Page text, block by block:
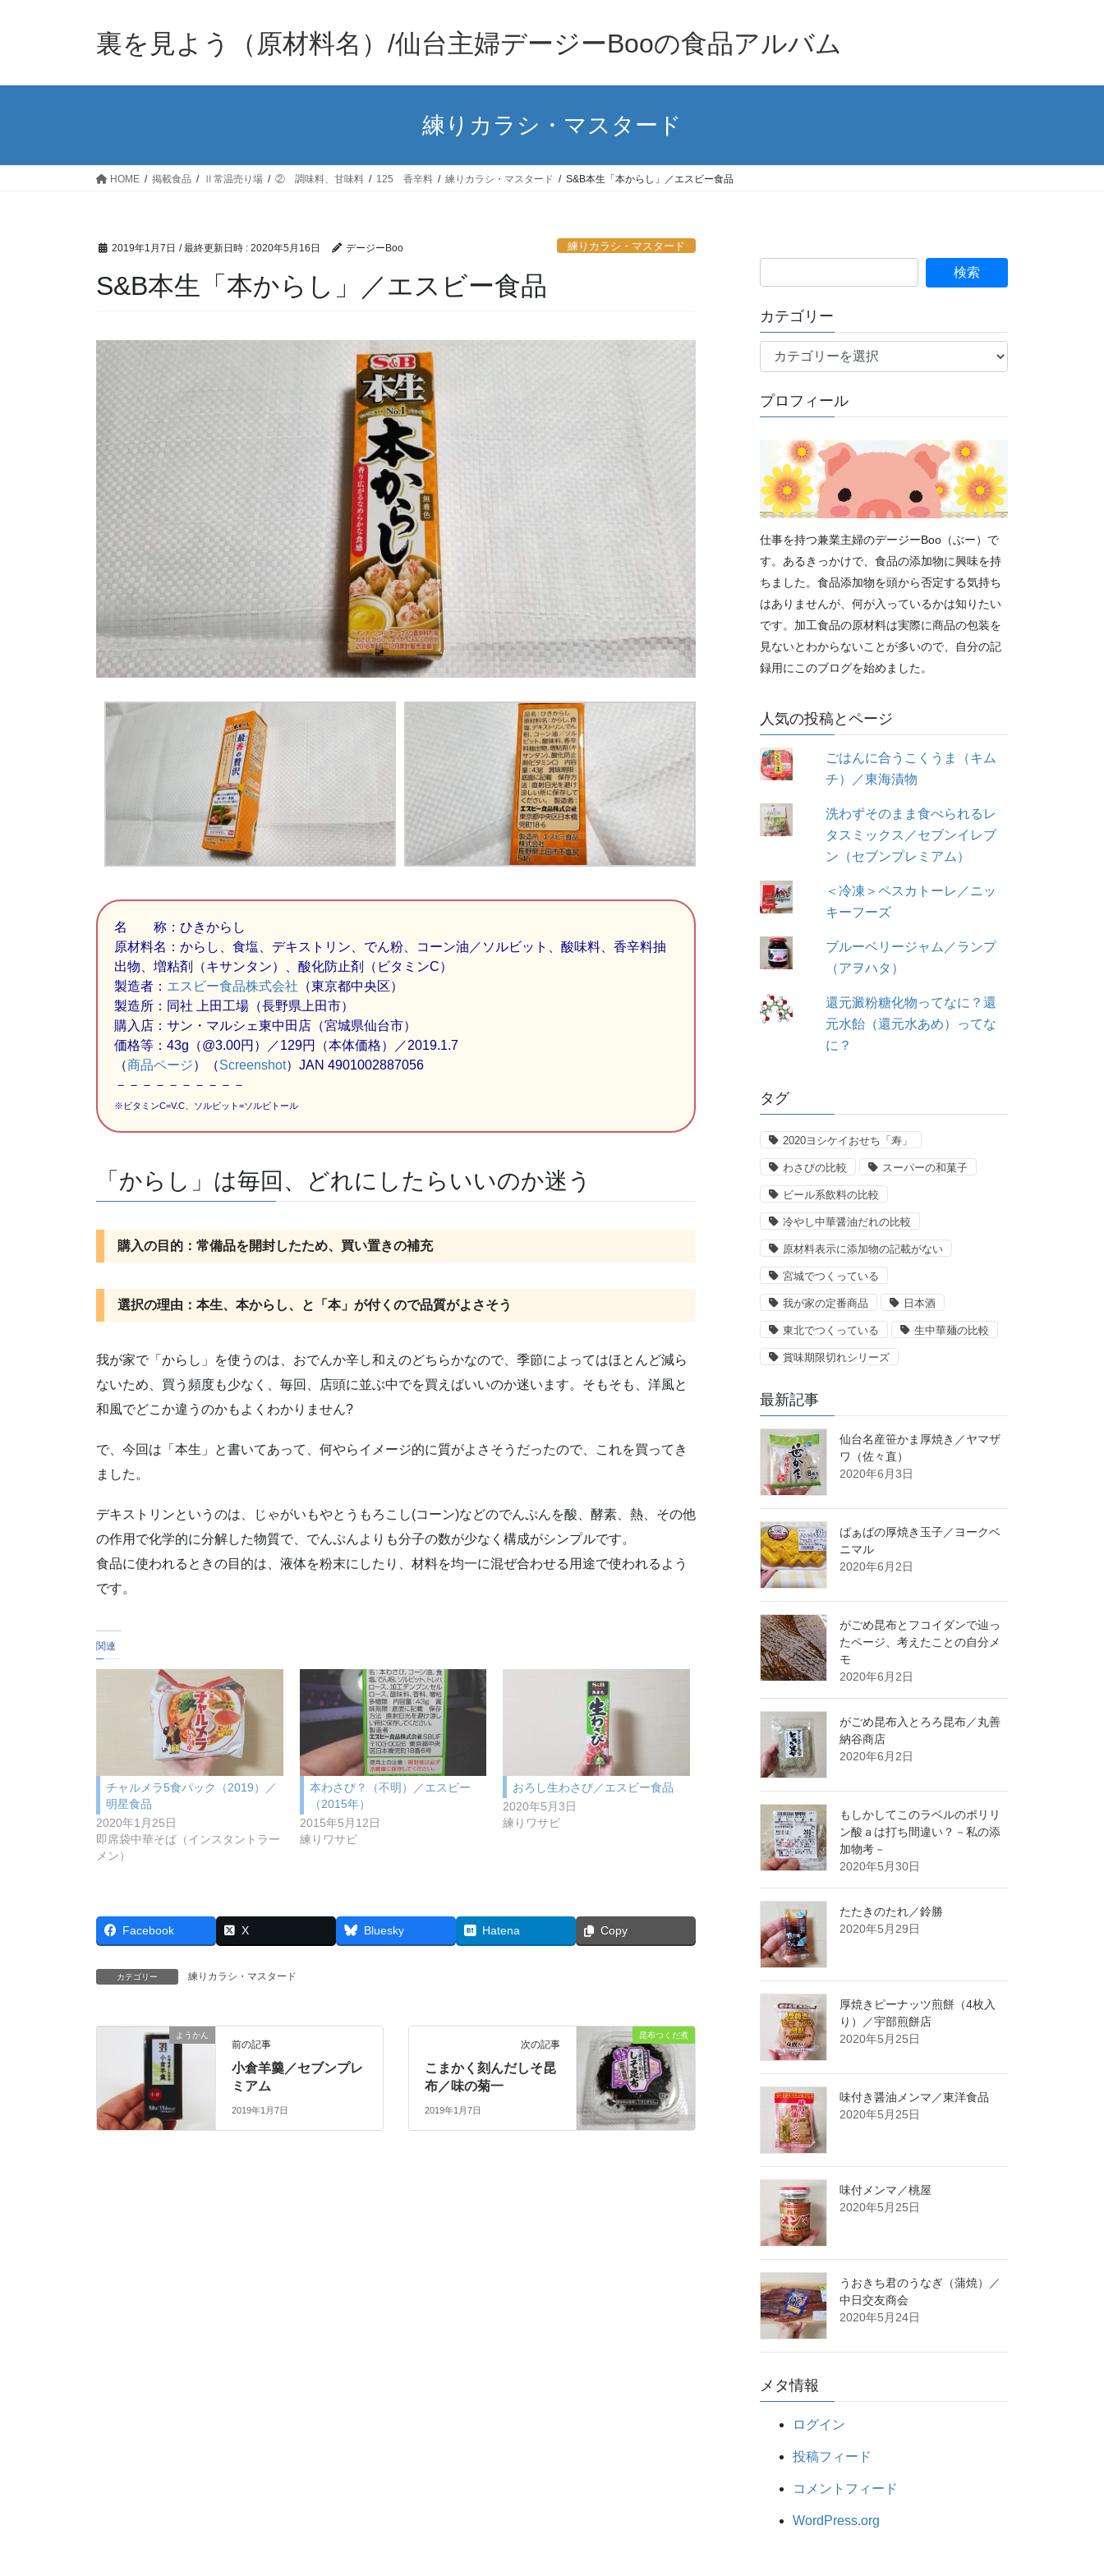
裏を見よう（原材料名）/仙台主婦デージーBooの食品アルバム
練りカラシ・マスタード
HOME 掲載食品 Ⅱ常温売り場 ② 調味料、甘味料 125 香辛料 練りカラシ・マスタード S&B本生「本からし」／エスビー食品
2019年1月7日 / 最終更新日時 : 2020年5月16日 デージーBoo 練りカラシ・マスタード
S&B本生「本からし」／エスビー食品
名 称：ひきからし
原材料名：からし、食塩、デキストリン、でん粉、コーン油／ソルビット、酸味料、香辛料抽
出物、増粘剤（キサンタン）、酸化防止剤（ビタミンC）
製造者： エスビー食品株式会社 （東京都中央区）
製造所：同社 上田工場（長野県上田市）
購入店：サン・マルシェ東中田店（宮城県仙台市）
価格等：43g（@3.00円）／129円（本体価格）／2019.1.7
（商品ページ）（Screenshot）JAN 4901002887056
－－－－－－－－－－
※ビタミンC=V.C、ソルビット=ソルビトール
「からし」は毎回、どれにしたらいいのか迷う
購入の目的：常備品を開封したため、買い置きの補充
選択の理由：本生、本からし、と「本」が付くので品質がよさそう
我が家で「からし」を使うのは、おでんか辛し和えのどちらかなので、季節によってはほとんど減ら
ないため、買う頻度も少なく、毎回、店頭に並ぶ中でを買えばいいのか迷います。そもそも、洋風と
和風でどこか違うのかもよくわかりません?
で、今回は「本生」と書いてあって、何やらイメージ的に質がよさそうだったので、これを買ってき
ました。
デキストリンというのは、じゃがいもやとうもろこし(コーン)などのでんぷんを酸、酵素、熱、その他
の作用で化学的に分解した物質で、でんぷんよりも分子の数が少なく構成がシンプルです。
食品に使われるときの目的は、液体を粉末にしたり、材料を均一に混ぜ合わせる用途で使われるよう
です。
関連
チャルメラ5食パック（2019）／
明星食品
2020年1月25日
即席袋中華そば（インスタントラー
メン）
本わさび？（不明）／エスビー
（2015年）
2015年5月12日
練りワサビ
おろし生わさび／エスビー食品
2020年5月3日
練りワサビ
Facebook X Bluesky Hatena Copy
カテゴリー 練りカラシ・マスタード
ようかん
前の記事
小倉羊羹／セブンプレ
ミアム
2019年1月7日
昆布つくだ煮
次の記事
こまかく刻んだしそ昆
布／味の菊一
2019年1月7日
カテゴリー
テ
リ
プロフィール
仕事を持つ兼業主婦のデージーBoo（ぶー）で
す。あるきっかけで、食品の添加物に興味を持
ちました。食品添加物を頭から否定する気持ち
はありませんが、何が入っているかは知りたい
です。加工食品の原材料は実際に商品の包装を
見ないとわからないことが多いので、自分の記
録用にこのブログを始めました。
人気の投稿とページ
ごはんに合うこくうま（キム
チ）／東海漬物
洗わずそのまま食べられるレ
タスミックス／セブンイレブ
ン（セブンプレミアム）
＜冷凍＞ペスカトーレ／ニッ
キーフーズ
ブルーベリージャム／ランプ
（アヲハタ）
還元澱粉糖化物ってなに？還
元水飴（還元水あめ）ってな
に？
タグ
2020ヨシケイおせち「寿」
わさびの比較 スーパーの和菓子
ビール系飲料の比較
冷やし中華醤油だれの比較
原材料表示に添加物の記載がない
宮城でつくっている
我が家の定番商品 日本酒
東北でつくっている 生中華麺の比較
賞味期限切れシリーズ
最新記事
仙台名産笹かま厚焼き／ヤマザ
ワ（佐々直）
2020年6月3日
ばぁばの厚焼き玉子／ヨークベ
ニマル
2020年6月2日
がごめ昆布とフコイダンで辿っ
たページ、考えたことの自分メ
モ
2020年6月2日
がごめ昆布入とろろ昆布／丸善
納谷商店
2020年6月2日
もしかしてこのラベルのポリリ
ン酸ａは打ち間違い？－私の添
加物考－
2020年5月30日
たたきのたれ／鈴勝
2020年5月29日
厚焼きピーナッツ煎餅（4枚入
り）／宇部煎餅店
2020年5月25日
味付き醤油メンマ／東洋食品
2020年5月25日
味付メンマ／桃屋
2020年5月25日
うおきち君のうなぎ（蒲焼）／
中日交友商会
2020年5月24日
メタ情報
ログイン
投稿フィード
コメントフィード
WordPress.org